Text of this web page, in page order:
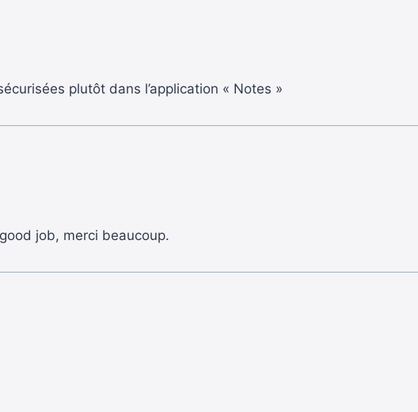
plutôt dans l’application « Notes »
job, merci beaucoup.